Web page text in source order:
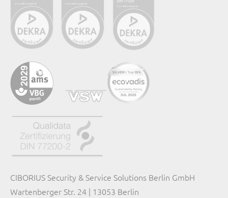
CIBORIUS Security & Service Solutions Berlin GmbH
Wartenberger Str. 24 | 13053 Berlin